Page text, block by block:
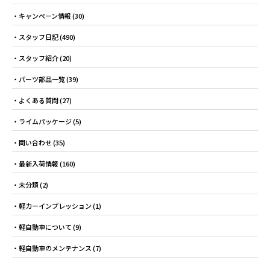
キャンペーン情報(30)
スタッフ日記(490)
スタッフ紹介(20)
パーツ部品一覧(39)
よくある質問(27)
ライムパッケージ(5)
問い合わせ(35)
最新入荷情報(160)
未分類(2)
軽カーインプレッション(1)
軽自動車について(9)
軽自動車のメンテナンス(7)